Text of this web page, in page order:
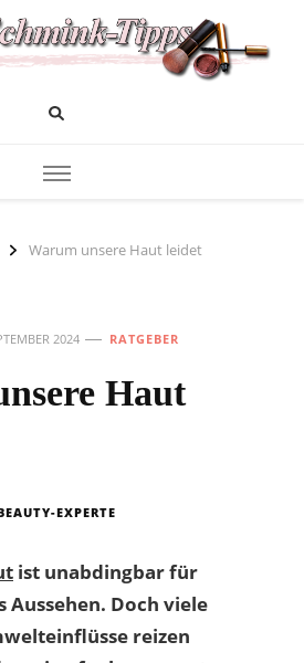
Schminktipps
Warum unsere Haut leidet
2024 RATGEBER
Haut
EXPERTE
ist unabdingbar für
Aussehen. Doch viele
reizen